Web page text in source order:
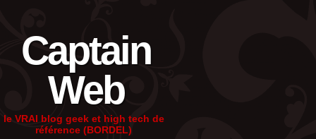
Captain
Web
le VRAI blog geek et high tech de
référence (BORDEL)